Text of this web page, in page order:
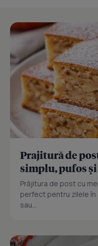
Prajitură de
simplu, pufos
Prăjitura de post cu
perfect pentru zilele în
sau...